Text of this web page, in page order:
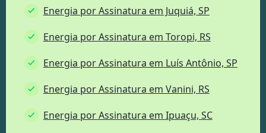
Energia por Assinatura em Juquiá, SP
Energia por Assinatura em Toropi, RS
Energia por Assinatura em Luís Antônio, SP
Energia por Assinatura em Vanini, RS
Energia por Assinatura em Ipuaçu, SC